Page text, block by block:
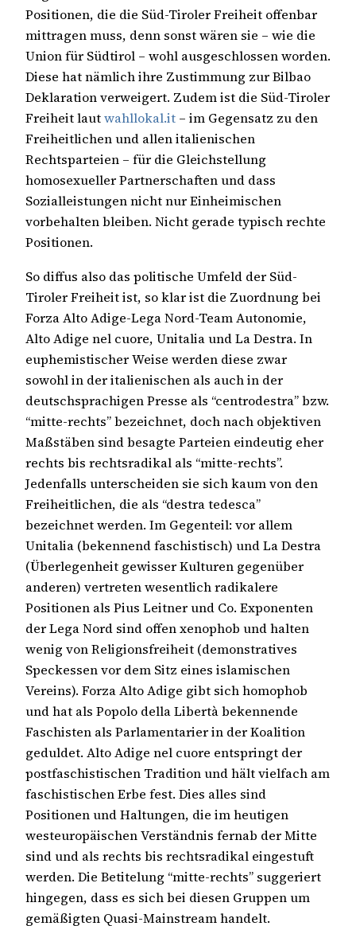
Positionen, die die Süd-Tiroler Freiheit offenbar
mittragen muss, denn sonst wären sie – wie die
Union für Südtirol – wohl ausgeschlossen worden.
Diese hat nämlich ihre Zustimmung zur Bilbao
Deklaration verweigert. Zudem ist die Süd-Tiroler
Freiheit lautwahllokal.it – im Gegensatz zu den
Freiheitlichen und allen italienischen
Rechtsparteien – für die Gleichstellung
homosexueller Partnerschaften und dass
Sozialleistungen nicht nur Einheimischen
vorbehalten bleiben. Nicht gerade typisch rechte
Positionen.
So diffus also das politische Umfeld der Süd-
Tiroler Freiheit ist, so klar ist die Zuordnung bei
Forza Alto Adige-Lega Nord-Team Autonomie,
Alto Adige nel cuore, Unitalia und La Destra. In
euphemistischer Weise werden diese zwar
sowohl in der italienischen als auch in der
deutschsprachigen Presse als “centrodestra” bzw.
“mitte-rechts” bezeichnet, doch nach objektiven
Maßstäben sind besagte Parteien eindeutig eher
rechts bis rechtsradikal als “mitte-rechts”.
Jedenfalls unterscheiden sie sich kaum von den
Freiheitlichen, die als “destra tedesca”
bezeichnet werden. Im Gegenteil: vor allem
Unitalia (bekennend faschistisch) und La Destra
(Überlegenheit gewisser Kulturen gegenüber
anderen) vertreten wesentlich radikalere
Positionen als Pius Leitner und Co. Exponenten
der Lega Nord sind offen xenophob und halten
wenig von Religionsfreiheit (demonstratives
Speckessen vor dem Sitz eines islamischen
Vereins). Forza Alto Adige gibt sich homophob
und hat als Popolo della Libertà bekennende
Faschisten als Parlamentarier in der Koalition
geduldet. Alto Adige nel cuore entspringt der
postfaschistischen Tradition und hält vielfach am
faschistischen Erbe fest. Dies alles sind
Positionen und Haltungen, die im heutigen
westeuropäischen Verständnis fernab der Mitte
sind und als rechts bis rechtsradikal eingestuft
werden. Die Betitelung “mitte-rechts” suggeriert
hingegen, dass es sich bei diesen Gruppen um
gemäßigten Quasi-Mainstream handelt.